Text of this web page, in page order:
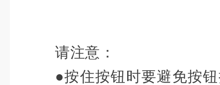
请注意：
●按住按钮时要避免按